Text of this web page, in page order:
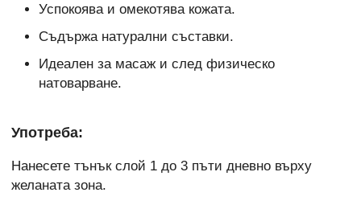
Успокоява и омекотява кожата.
Съдържа натурални съставки.
Идеален за масаж и след физическо
натоварване.
Употреба:
Нанесете тънък слой 1 до 3 пъти дневно върху
желаната зона.